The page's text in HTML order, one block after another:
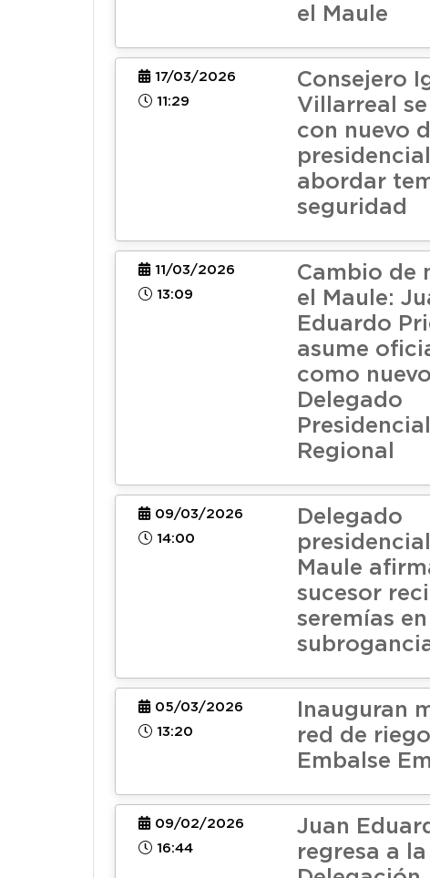
el Maule
17/03/2026
11:29
Consejero
Villarreal
con nuevo
abordar
seguridad
11/03/2026
13:09
Cambio de
el Maule:
Eduardo
asume
como nuevo
Delegado
Presidencial
Regional
09/03/2026
14:00
Delegado
presidencial
Maule
sucesor
seremías en
05/03/2026
13:20
Inauguran
red de
Embalse
09/02/2026
16:44
Juan
regresa a la